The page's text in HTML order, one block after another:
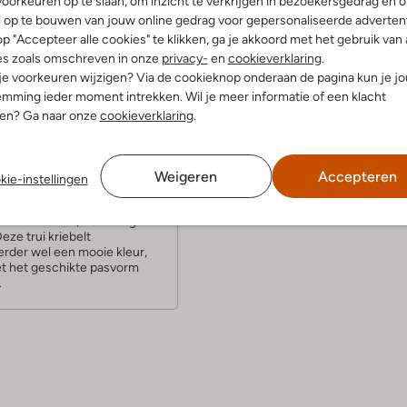
op te bouwen van jouw online gedrag voor gepersonaliseerde
"Accepteer alle cookies" te klikken, ga je akkoord met het gebruik van
zoals omschreven in onze privacy- en cookieverklaring.
voorkeuren wijzigen? Via de cookieknop onderaan de pagina kun je
ieder moment intrekken. Wil je meer informatie of een klacht
Ga naar onzecookieverklaring.
instellingen Weigeren Accepteren
(3)
2022door Leonie
op de foto best oversized,
deze op de mouwen na
trui kriebelt
wel een mooie kleur,
het geschikte pasvorm